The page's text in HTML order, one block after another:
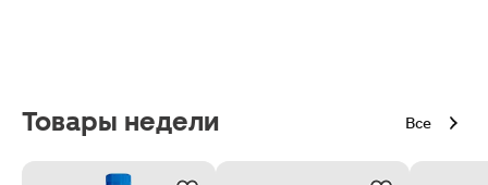
Товары недели Все